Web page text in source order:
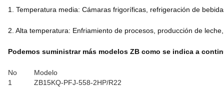
1. Temperatura media: Cámaras frigoríficas, refrigeración de
2. Alta temperatura: Enfriamiento de procesos, producción de
Podemos suministrar más modelos ZB como se indica a
No
Modelo
1
ZB15KQ-PFJ-558-2HP/R22